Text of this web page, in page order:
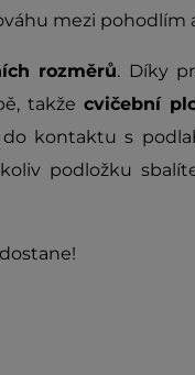
mezi pohodlím
rozměrů. Díky
takže cvičební
kontaktu s
podložku